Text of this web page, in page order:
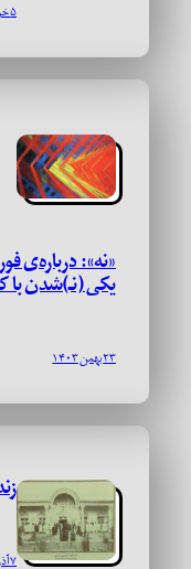
۵ خرداد ۱۴۰۴
«نه»: درباره‌ی
یکی (نـ)شدن با
۲۳ بهمن ۱۴۰۳
۷ آذر ۱۴۰۳